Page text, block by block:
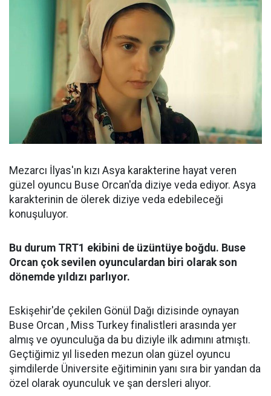
Mezarcı İlyas'ın kızı Asya karakterine hayat veren
güzel oyuncu Buse Orcan'da diziye veda ediyor. Asya
karakterinin de ölerek diziye veda edebileceği
konuşuluyor.
Bu durum TRT1 ekibini de üzüntüye boğdu. Buse
Orcan çok sevilen oyunculardan biri olarak son
dönemde yıldızı parlıyor.
Eskişehir'de çekilen Gönül Dağı dizisinde oynayan
Buse Orcan , Miss Turkey finalistleri arasında yer
almış ve oyunculuğa da bu diziyle ilk adımını atmıştı.
Geçtiğimiz yıl liseden mezun olan güzel oyuncu
şimdilerde Üniversite eğitiminin yanı sıra bir yandan da
özel olarak oyunculuk ve şan dersleri alıyor.